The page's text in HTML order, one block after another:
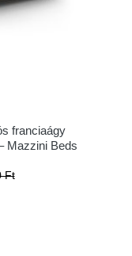
franciaágy
Mazzini Beds
Ft